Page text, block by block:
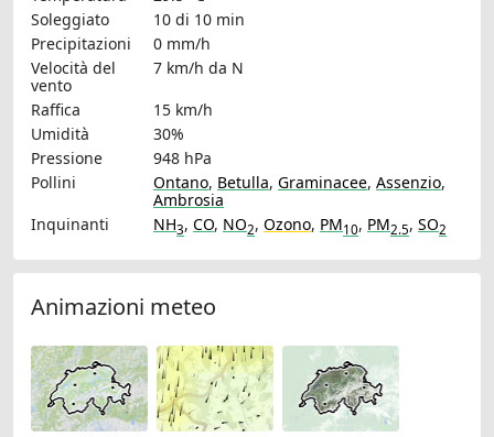
Soleggiato
10 di 10 min
Precipitazioni
0 mm/h
Velocità del
vento
7 km/h da N
Raffica
15 km/h
Umidità
30%
Pressione
948 hPa
Pollini
Ontano, Betulla, Graminacee, Assenzio,
Ambrosia
Inquinanti
NH3, CO, NO2, Ozono, PM10, PM2.5, SO2
Animazioni meteo